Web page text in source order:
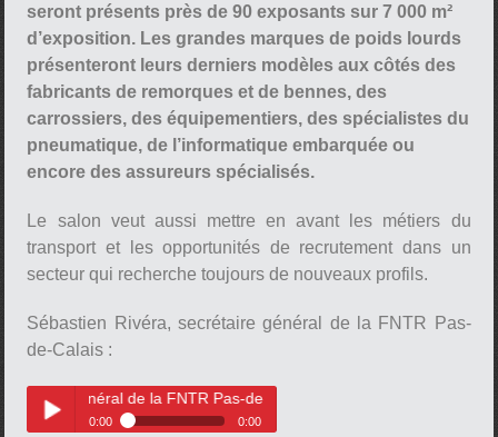
seront présents près de 90 exposants sur 7 000 m²
d’exposition. Les grandes marques de poids lourds
présenteront leurs derniers modèles aux côtés des
fabricants de remorques et de bennes, des
carrossiers, des équipementiers, des spécialistes du
pneumatique, de l’informatique embarquée ou
encore des assureurs spécialisés.
Le salon veut aussi mettre en avant les métiers du
transport et les opportunités de recrutement dans un
secteur qui recherche toujours de nouveaux profils.
Sébastien Rivéra, secrétaire général de la FNTR Pas-
de-Calais :
de la FNTR Pas-de-Calais
0:00 0:00